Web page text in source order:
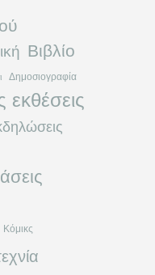
Βιβλίο
Δημοσιογραφία
εκθέσεις
Κόμικς